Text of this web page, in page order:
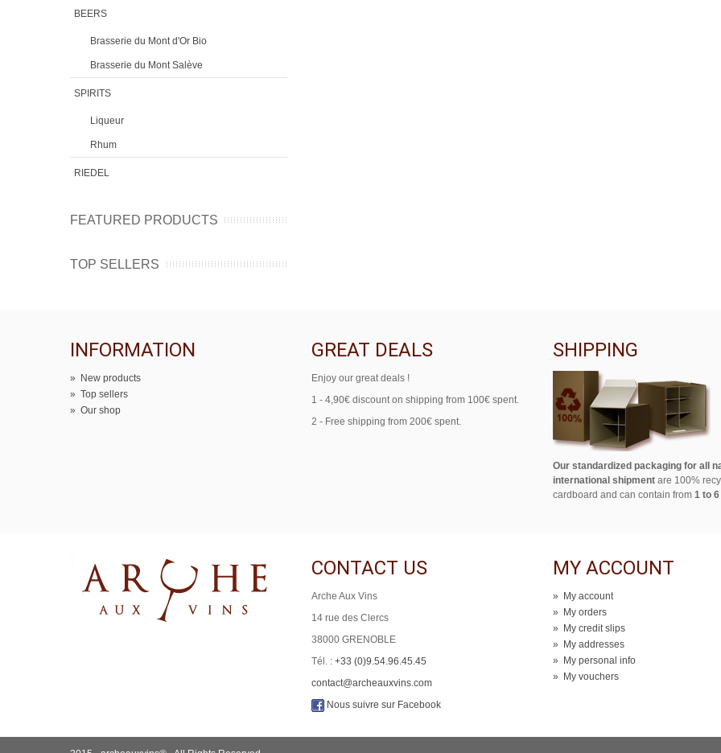
BEERS
Brasserie du Mont d'Or Bio
Brasserie du Mont Salève
SPIRITS
Liqueur
Rhum
RIEDEL
FEATURED PRODUCTS
TOP SELLERS
INFORMATION
»
New products
» Top sellers
» Our shop
GREAT DEALS
Enjoy our great deals !
1 - 4,90€ discount on shipping from 100€ spent.
2 - Free shipping from 200€ spent.
SHIPPING
Our standardized packaging for all
international shipment are 100%
cardboard and can contain from 1 to
CONTACT US
Arche Aux Vins
14 rue des Clercs
38000 GRENOBLE
Tél. : +33 (0)9.54.96.45.45
contact@archeauxvins.com
Nous suivre sur Facebook
MY ACCOUNT
»
My account
»
My orders
»
My credit slips
»
My addresses
»
My personal info
»
My vouchers